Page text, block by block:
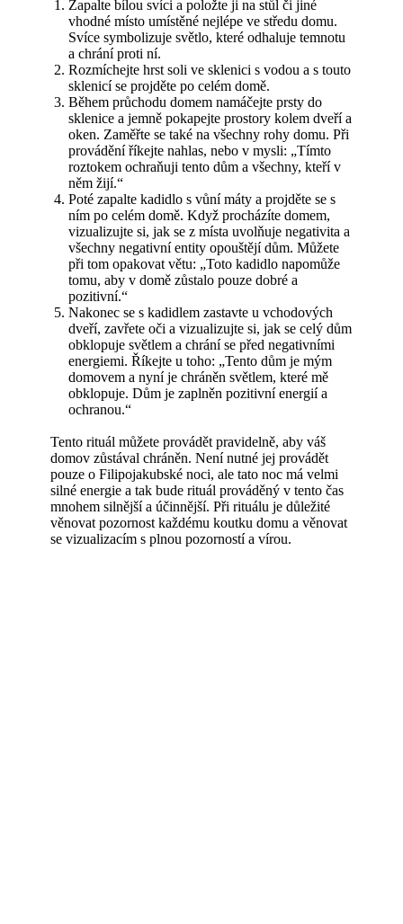
Zapalte bílou svíci a položte ji na stůl či jiné
vhodné místo umístěné nejlépe ve středu domu.
Svíce symbolizuje světlo, které odhaluje temnotu
a chrání proti ní.
Rozmíchejte hrst soli ve sklenici s vodou a s touto
sklenicí se projděte po celém domě.
Během průchodu domem namáčejte prsty do
sklenice a jemně pokapejte prostory kolem dveří a
oken. Zaměřte se také na všechny rohy domu. Při
provádění říkejte nahlas, nebo v mysli: „Tímto
roztokem ochraňuji tento dům a všechny, kteří v
něm žijí.“
Poté zapalte kadidlo s vůní máty a projděte se s
ním po celém domě. Když procházíte domem,
vizualizujte si, jak se z místa uvolňuje negativita a
všechny negativní entity opouštějí dům. Můžete
při tom opakovat větu: „Toto kadidlo napomůže
tomu, aby v domě zůstalo pouze dobré a
pozitivní.“
Nakonec se s kadidlem zastavte u vchodových
dveří, zavřete oči a vizualizujte si, jak se celý dům
obklopuje světlem a chrání se před negativními
energiemi. Říkejte u toho: „Tento dům je mým
domovem a nyní je chráněn světlem, které mě
obklopuje. Dům je zaplněn pozitivní energií a
ochranou.“
Tento rituál můžete provádět pravidelně, aby váš
domov zůstával chráněn. Není nutné jej provádět
pouze o Filipojakubské noci, ale tato noc má velmi
silné energie a tak bude rituál prováděný v tento čas
mnohem silnější a účinnější. Při rituálu je důležité
věnovat pozornost každému koutku domu a věnovat
se vizualizacím s plnou pozorností a vírou.